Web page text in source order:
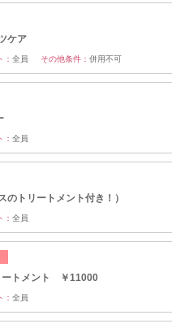
ケア
： 全員 その他条件： 併用不可
： 全員
のトリートメント付き！）
： 全員
ートメント ￥11000
： 全員